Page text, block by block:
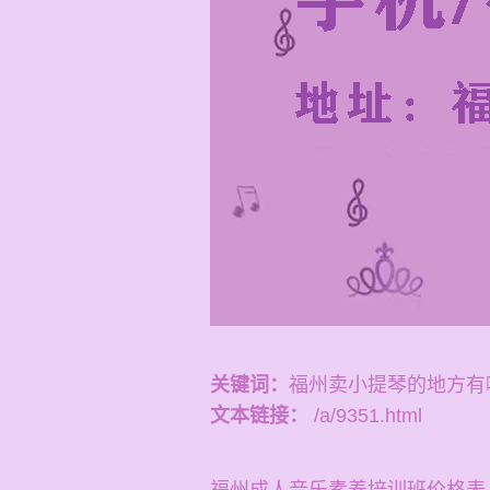
关键词： 福州卖小提琴的地方
文本链接：
/a/9351.html